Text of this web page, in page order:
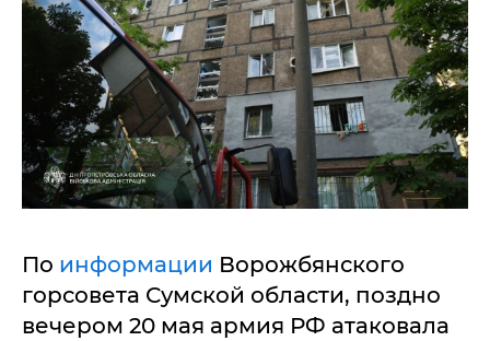
По информации Ворожбянского
горсовета Сумской области, поздно
вечером 20 мая армия РФ атаковала